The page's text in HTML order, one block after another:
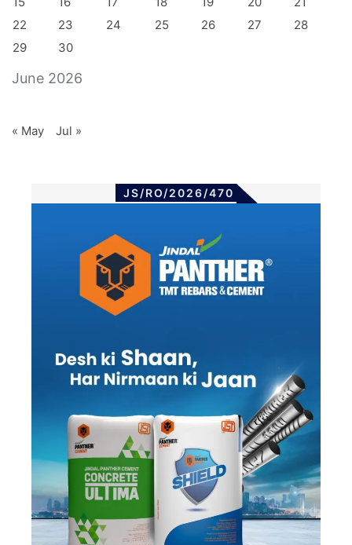
June 2026
22
23 24 25 26 27
28
29
30
« May Jul »
JS/RO/2026/470